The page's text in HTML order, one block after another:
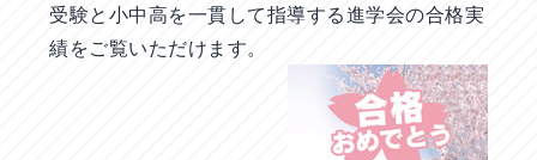
受験と小中高を一貫して指導する進学会の合格実
績をご覧いただけます。